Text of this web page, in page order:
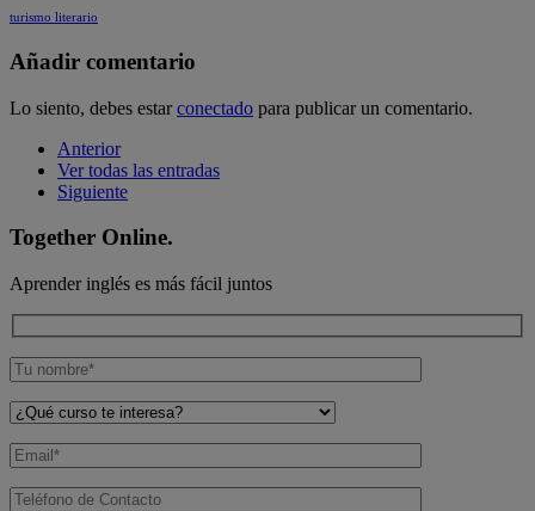
turismo literario
Añadir comentario
Lo siento, debes estarconectado para publicar un comentario.
Anterior
Ver todas las entradas
Siguiente
Together Online.
Aprender inglés es más fácil juntos